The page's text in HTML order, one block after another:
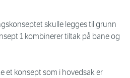
skulle legges til grunn
1 kombinerer tiltak på bane og
et konsept som i hovedsak er